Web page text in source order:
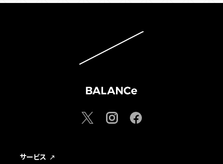
サービス